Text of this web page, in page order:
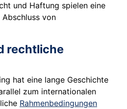
und Haftung spielen eine
von
rechtliche
hat eine lange Geschichte
zum internationalen
Rahmenbedingungen